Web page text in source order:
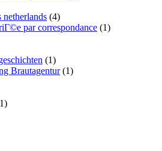
netherlands (4)
par correspondance (1)
(1)
Brautagentur(1)